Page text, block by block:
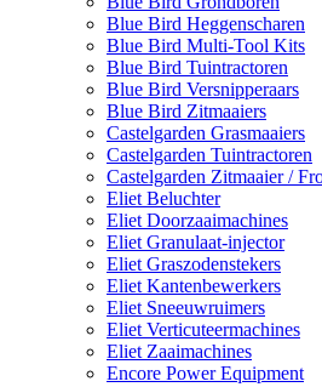
Blue Bird Heggenscharen
Blue Bird Multi-Tool Kits
Blue Bird Tuintractoren
Blue Bird Versnipperaars
Blue Bird Zitmaaiers
Castelgarden Grasmaaiers
Castelgarden Tuintractoren
Castelgarden Zitmaaier /
Eliet Beluchter
Eliet Doorzaaimachines
Eliet Granulaat-injector
Eliet Graszodenstekers
Eliet Kantenbewerkers
Eliet Sneeuwruimers
Eliet Verticuteermachines
Eliet Zaaimachines
Encore Power Equipment